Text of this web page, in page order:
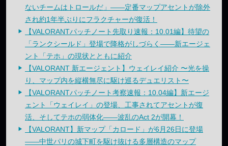
ないチームはトロールだ」——定番マップアセントが除外
され約1年半ぶりにフラクチャーが復活！
【VALORANTパッチノート先取り速報：10.01編】待望の
「ランクシールド」登場で降格がしづらく——新エージェ
ント「テホ」の現状とともに紹介
【VALORANT 新エージェント】ウェイレイ紹介 〜光を操
り、マップ内を縦横無尽に駆け巡るデュエリスト〜
【VALORANTパッチノート考察速報：10.04編】新エージ
ェント「ウェイレイ」の登場、工事されてアセントが復
活、そしてテホの弱体化——波乱のAct 2が開幕！
【VALORANT】新マップ「カロード」が6月26日に登場
——中世パリの城下町を駆け抜ける多層構造のマップ